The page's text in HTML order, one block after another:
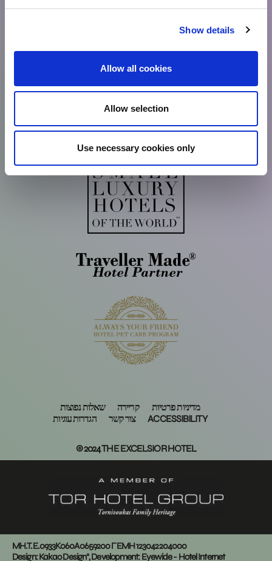
Show details
Allow all cookies
Allow selection
Use necessary cookies only
ת': +30 2310 021 005
RESERVATIONS
ת': +30 2310 021 000
reservations@torhotelgroup.gr
שאלות נפוצות קריירה
מדיניות פרטיות
הגדרות עוגיות
צור קשר ACCESSIBILITY
© 2024 THE EXCELSIOR HOTEL
MH.T.E.0933Κ060Α0659200 ΓΕΜΗ 123042204000
Design:Kakao Design°, Development:Eyewide - Hotel Internet